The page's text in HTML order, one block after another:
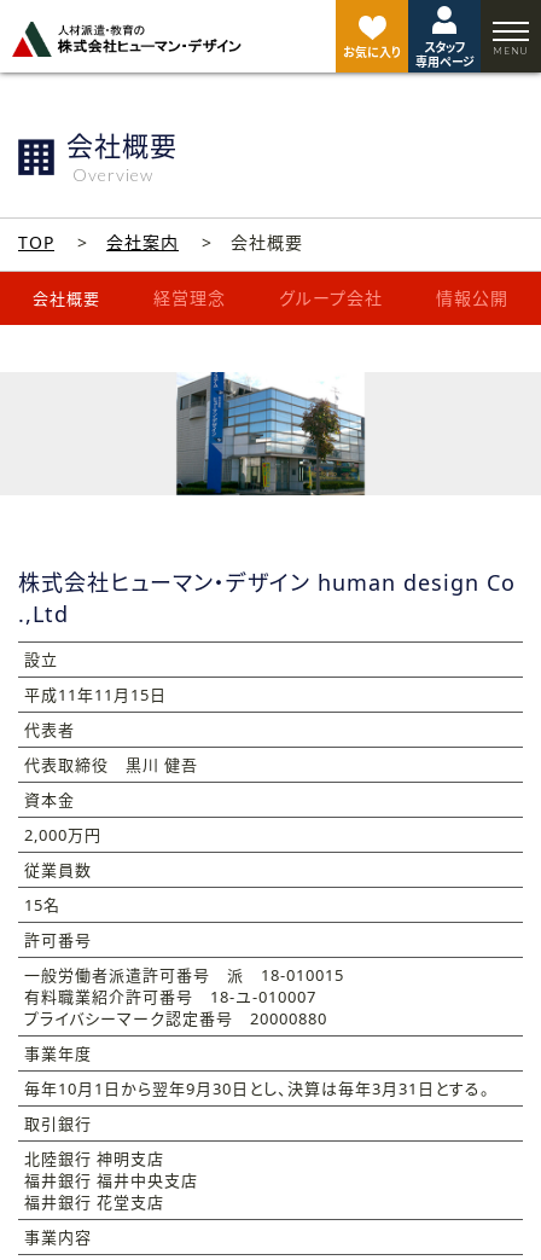
お気に入り
スタッフ
専用ページ
会社概要
Overview
TOP 会社案内 会社概要
会社概要 経営理念 グループ会社 情報公開
株式会社ヒューマン・デザイン human design Co
.,Ltd
設立
平成11年11月15日
代表者
代表取締役 黒川 健吾
資本金
2,000万円
従業員数
15名
許可番号
一般労働者派遣許可番号 派 18-010015
有料職業紹介許可番号 18-ユ-010007
プライバシーマーク認定番号 20000880
事業年度
毎年10月1日から翌年9月30日とし、決算は毎年3月31日とする。
取引銀行
北陸銀行 神明支店
福井銀行 福井中央支店
福井銀行 花堂支店
事業内容
ジ
ト